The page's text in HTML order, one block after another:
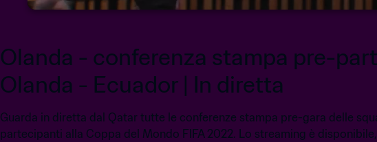
Olanda - conferenza stampa pre-
Olanda - Ecuador | In diretta
Guarda in diretta dal Qatar tutte le conferenze stampa pre-gara delle
partecipanti alla Coppa del Mondo FIFA 2022. Lo streaming è